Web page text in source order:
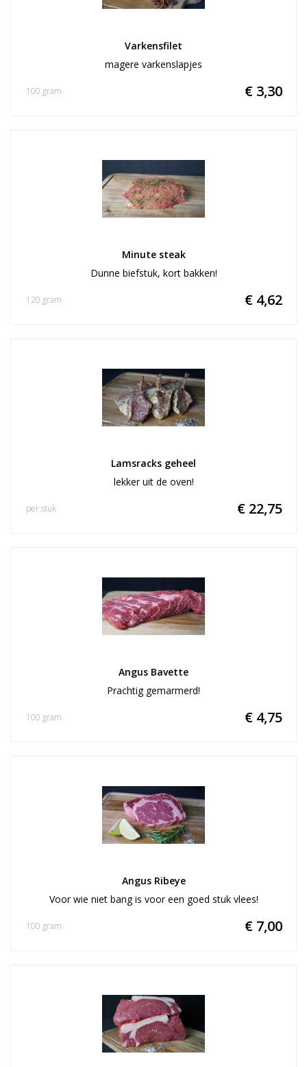
Varkensfilet
magere varkenslapjes
€ 3,30
100 gram
Minute steak
Dunne biefstuk, kort bakken!
€ 4,62
120 gram
Lamsracks geheel
lekker uit de oven!
€ 22,75
per stuk
Angus Bavette
Prachtig gemarmerd!
€ 4,75
100 gram
Angus Ribeye
Voor wie niet bang is voor een goed stuk vlees!
€ 7,00
100 gram